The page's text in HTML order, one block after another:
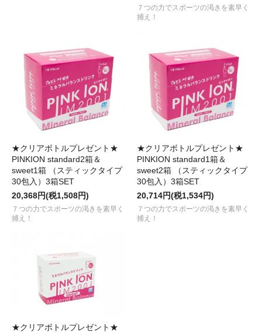
７つの力でスポーツの渇きを素早く
捕え！
★クリアボトルプレゼント★
PINKION standard2箱＆
sweet1箱 （スティックタイプ
30包入）3箱SET
20,368円(税1,508円)
７つの力でスポーツの渇きを素早く
捕え！
★クリアボトルプレゼント★
PINKION standard1箱＆
sweet2箱 （スティックタイプ
30包入）3箱SET
20,714円(税1,534円)
７つの力でスポーツの渇きを素早く
捕え！
★クリアボトルプレゼント★